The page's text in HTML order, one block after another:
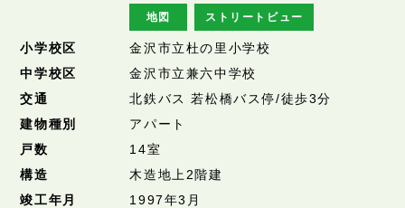
地図 ストリートビュー
小学校区
金沢市立杜の里小学校
中学校区
金沢市立兼六中学校
交通
北鉄バス 若松橋バス停/徒歩3分
建物種別
アパート
戸数
14室
構造
木造地上2階建
竣工年月
1997年3月